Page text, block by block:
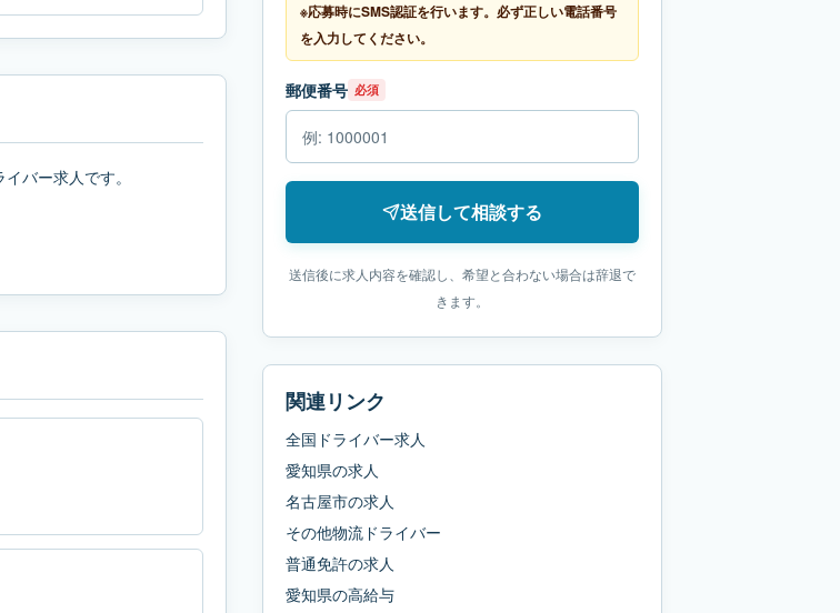
バー求人です。
※応募時にSMS認証を行います。必ず正しい電話番号
を入力してください。
郵便番号 必須
送信して相談する
送信後に求人内容を確認し、希望と合わない場合は辞退で
きます。
関連リンク
全国ドライバー求人
愛知県の求人
名古屋市の求人
その他物流ドライバー
普通免許の求人
愛知県の高給与